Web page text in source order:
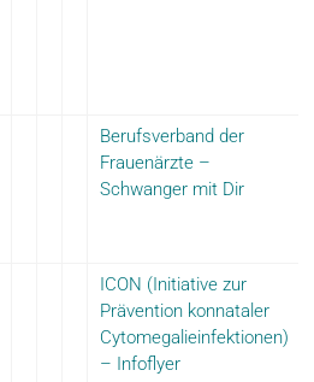
Berufsverband der
Frauenärzte –
Schwanger mit Dir
ICON (Initiative zur
Prävention konnataler
Cytomegalieinfektionen)
– Infoflyer